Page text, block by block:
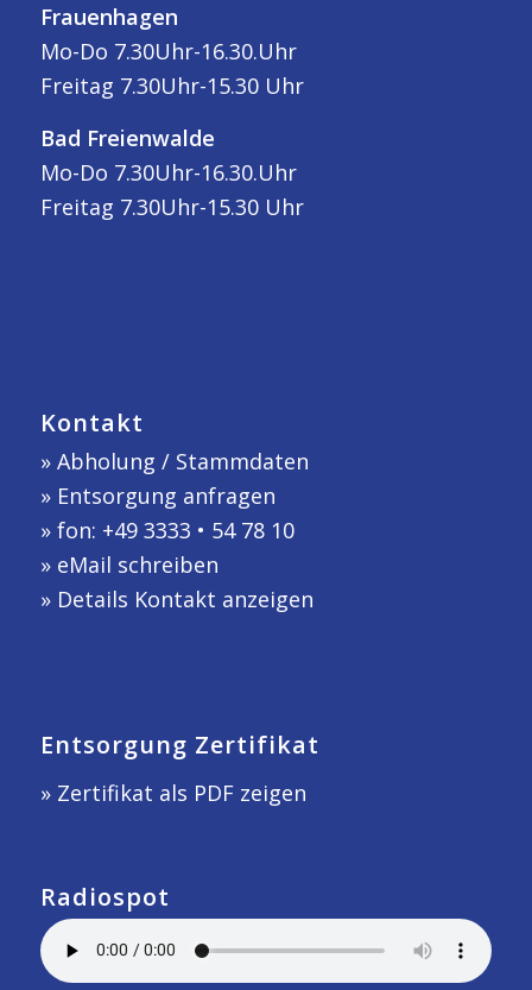
Frauenhagen
Mo-Do 7.30Uhr-16.30.Uhr
Freitag 7.30Uhr-15.30 Uhr
Bad Freienwalde
Mo-Do 7.30Uhr-16.30.Uhr
Freitag 7.30Uhr-15.30 Uhr
Kontakt
» Abholung / Stammdaten
» Entsorgung anfragen
» fon: +49 3333 • 54 78 10
» eMail schreiben
» Details Kontakt anzeigen
Entsorgung Zertifikat
» Zertifikat als PDF zeigen
Radiospot